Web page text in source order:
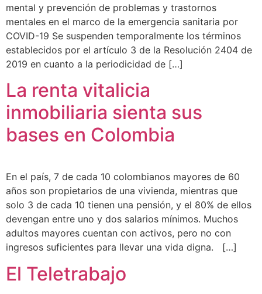
mental y prevención de problemas y trastornos
mentales en el marco de la emergencia sanitaria por
COVID-19 Se suspenden temporalmente los términos
establecidos por el artículo 3 de la Resolución 2404 de
2019 en cuanto a la periodicidad de […]
La renta vitalicia
inmobiliaria sienta sus
bases en Colombia
En el país, 7 de cada 10 colombianos mayores de 60
años son propietarios de una vivienda, mientras que
solo 3 de cada 10 tienen una pensión, y el 80% de ellos
devengan entre uno y dos salarios mínimos. Muchos
adultos mayores cuentan con activos, pero no con
ingresos suficientes para llevar una vida digna. […]
El Teletrabajo